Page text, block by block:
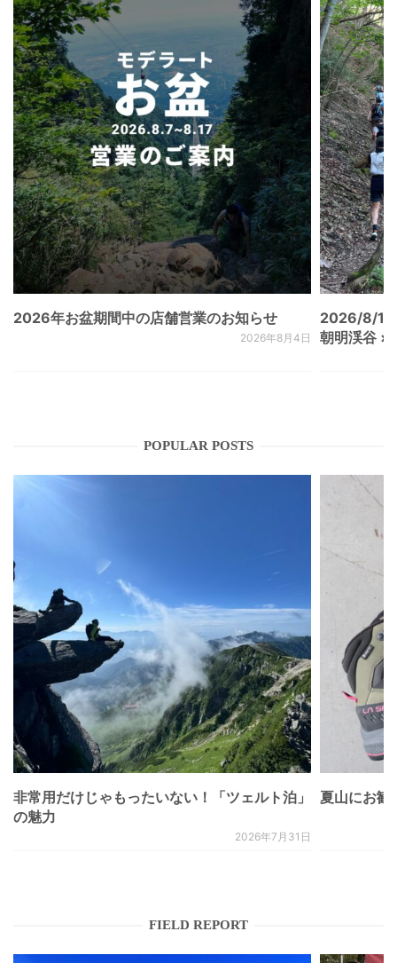
2026年お盆期間中の店舗営業のお知らせ
2026年8月4日
2026/8/
朝明渓谷 ×
POPULAR POSTS
非常用だけじゃもったいない！「ツェルト泊」
の魅力
2026年7月31日
夏山にお
FIELD REPORT